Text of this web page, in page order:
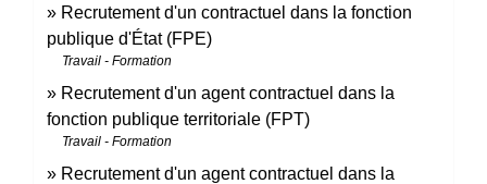
Recrutement d'un contractuel dans la fonction
publique d'État (FPE)
Travail - Formation
Recrutement d'un agent contractuel dans la
fonction publique territoriale (FPT)
Travail - Formation
Recrutement d'un agent contractuel dans la